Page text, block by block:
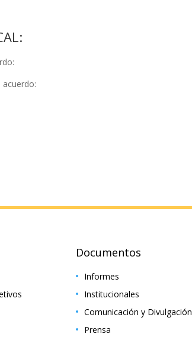
acuerdo:
Documentos
Informes
Institucionales
Comunicación y Divulgación
Prensa